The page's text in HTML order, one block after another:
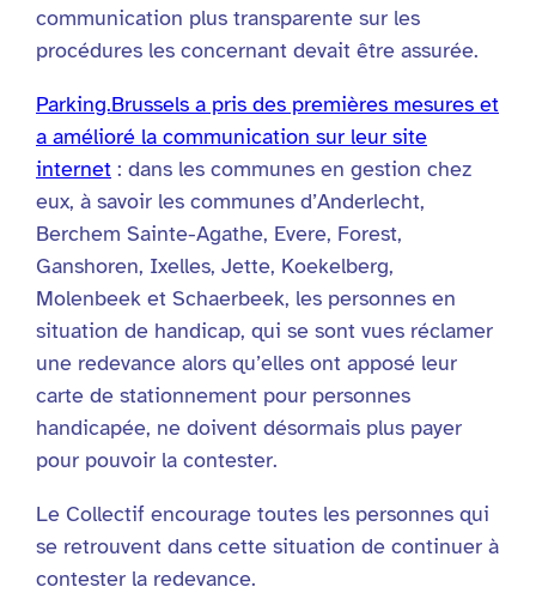
communication plus transparente sur les
procédures les concernant devait être assurée.
Parking.Brussels a pris des premières mesures et
a amélioré la communication sur leur site
internet : dans les communes en gestion chez
eux, à savoir les communes d’Anderlecht,
Berchem Sainte-Agathe, Evere, Forest,
Ganshoren, Ixelles, Jette, Koekelberg,
Molenbeek et Schaerbeek, les personnes en
situation de handicap, qui se sont vues réclamer
une redevance alors qu’elles ont apposé leur
carte de stationnement pour personnes
handicapée, ne doivent désormais plus payer
pour pouvoir la contester.
Le Collectif encourage toutes les personnes qui
se retrouvent dans cette situation de continuer à
contester la redevance.